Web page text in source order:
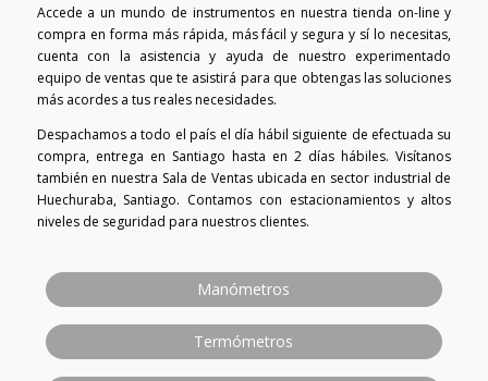
Accede a un mundo de instrumentos en nuestra tienda on-line y
compra en forma más rápida, más fácil y segura y sí lo necesitas,
cuenta con la asistencia y ayuda de nuestro experimentado
equipo de ventas que te asistirá para que obtengas las soluciones
más acordes a tus reales necesidades.
Despachamos a todo el país el día hábil siguiente de efectuada su
compra, entrega en Santiago hasta en 2 días hábiles. Visítanos
también en nuestra Sala de Ventas ubicada en sector industrial de
Huechuraba, Santiago. Contamos con estacionamientos y altos
niveles de seguridad para nuestros clientes.
Manómetros
Termómetros